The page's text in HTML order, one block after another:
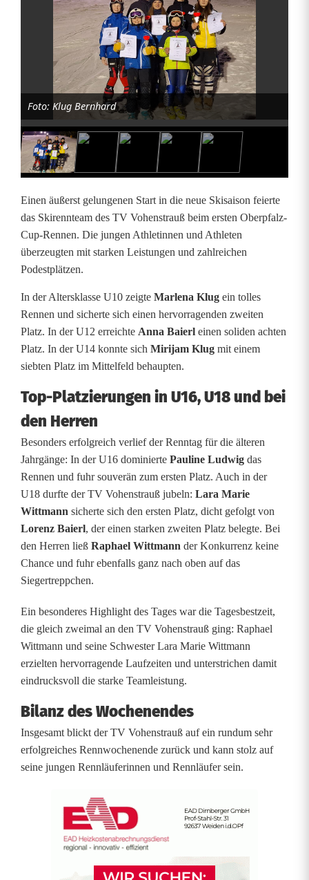
e
n
d
r
S
a
i
s
o
n
a
u
f
t
a
k
t
i
n
S
t
.
E
n
g
Foto: Klug Bernhard
Einen äußerst gelungenen Start in die neue Skisaison feierte
das Skirennteam des TV Vohenstrauß beim ersten Oberpfalz-
Cup-Rennen. Die jungen Athletinnen und Athleten
überzeugten mit starken Leistungen und zahlreichen
Podestplätzen.
In der Altersklasse U10 zeigte Marlena Klug ein tolles
Rennen und sicherte sich einen hervorragenden zweiten
Platz. In der U12 erreichte Anna Baierl einen soliden achten
Platz. In der U14 konnte sich Mirijam Klug mit einem
siebten Platz im Mittelfeld behaupten.
Top-Platzierungen in U16, U18 und bei
den Herren
Besonders erfolgreich verlief der Renntag für die älteren
Jahrgänge: In der U16 dominierte Pauline Ludwig das
Rennen und fuhr souverän zum ersten Platz. Auch in der
U18 durfte der TV Vohenstrauß jubeln: Lara Marie
Wittmann sicherte sich den ersten Platz, dicht gefolgt von
Lorenz Baierl, der einen starken zweiten Platz belegte. Bei
den Herren ließ Raphael Wittmann der Konkurrenz keine
Chance und fuhr ebenfalls ganz nach oben auf das
Siegertreppchen.
Ein besonderes Highlight des Tages war die Tagesbestzeit,
die gleich zweimal an den TV Vohenstrauß ging: Raphael
Wittmann und seine Schwester Lara Marie Wittmann
erzielten hervorragende Laufzeiten und unterstrichen damit
eindrucksvoll die starke Teamleistung.
Bilanz des Wochenendes
Insgesamt blickt der TV Vohenstrauß auf ein rundum sehr
erfolgreiches Rennwochenende zurück und kann stolz auf
seine jungen Rennläuferinnen und Rennläufer sein.